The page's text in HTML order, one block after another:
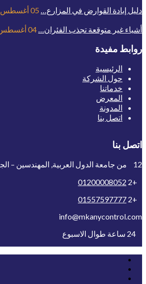
دليل إبادة القوارض في المزارع… 05 أغسطس 26
أشياء غير متوقعة تجذب الفئران…04 أغسطس 26
روابط مفيدة
الرئيسية
حول الشركة
خدماتنا
المعرض
المدونة
اتصل بنا
اتصل بنا
12 من جامعة الدول العربية, المهندسين – الجيزة
+2
01200008052
+2
01557597777
info@mkanycontrol.com